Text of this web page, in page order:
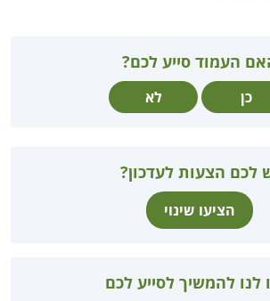
העמוד סייע לכם?
כן לא
לכם הצעות לעדכון?
הציעו שינוי
לנו להמשיך לסייע לכם